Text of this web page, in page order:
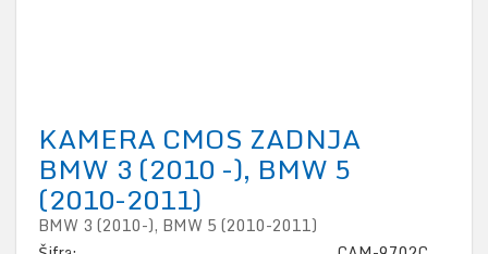
KAMERA CMOS ZADNJA
BMW 3 (2010 -), BMW 5
(2010-2011)
BMW 3 (2010-), BMW 5 (2010-2011)